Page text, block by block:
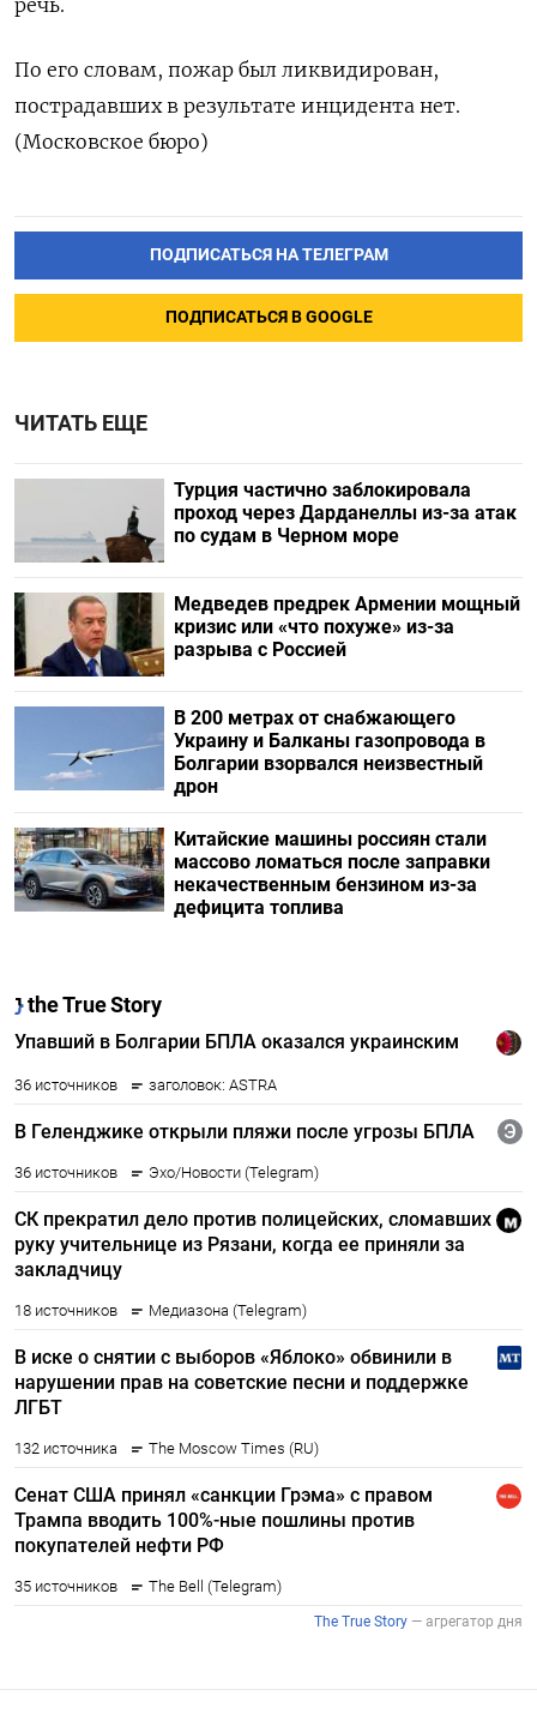
речь.
По его словам, пожар был ликвидирован,
пострадавших в результате инцидента нет.
(Московское бюро)
ПОДПИСАТЬСЯ НА ТЕЛЕГРАМ
ПОДПИСАТЬСЯ В GOOGLE
ЧИТАТЬ ЕЩЕ
Турция частично заблокировала
проход через Дарданеллы из-за атак
по судам в Черном море
Медведев предрек Армении мощный
кризис или «что похуже» из-за
разрыва с Россией
В 200 метрах от снабжающего
Украину и Балканы газопровода в
Болгарии взорвался неизвестный
дрон
Китайские машины россиян стали
массово ломаться после заправки
некачественным бензином из-за
дефицита топлива